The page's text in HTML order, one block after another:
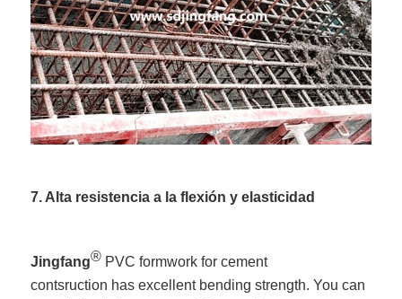
7. Alta resistencia a la flexión y elasticidad
Jingfang® PVC formwork for cement
contsruction has excellent bending strength. You can